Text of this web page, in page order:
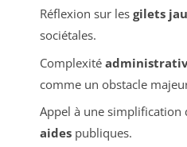
Réflexion sur les gilets
sociétales.
Complexité
comme un obstacle
Appel à une simplification
aidespubliques.